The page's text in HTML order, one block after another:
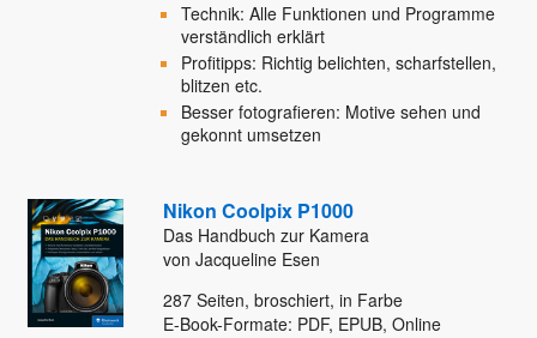
Technik: Alle Funktionen und Programme
verständlich erklärt
Profitipps: Richtig belichten, scharfstellen,
blitzen etc.
Besser fotografieren: Motive sehen und
gekonnt umsetzen
Nikon Coolpix P1000
Das Handbuch zur Kamera
von Jacqueline Esen
287 Seiten, broschiert, in Farbe
E-Book-Formate: PDF, EPUB, Online